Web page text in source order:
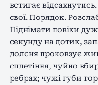
встигає
свої. Порядок.
Піднімати повіки
секунду на дотик,
долоня проковзує
сплетіння, чуйно
ребрах; чужі губи